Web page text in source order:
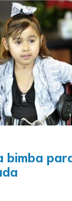
bimba